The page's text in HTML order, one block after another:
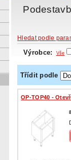
Hledat podle
Výrobce: Vše
Třídit podle
OP-TOP40 -